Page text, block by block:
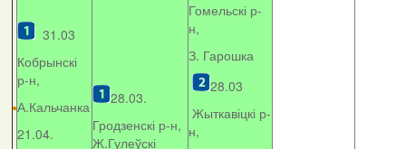
31.03
Кобрынскі
р-н,
А.Кальчанка
21.04.
28.03.
Гродзенскі р-н,
Ж.Гулеўскі
Гомельскі р-
н,
З. Гарошка
28.03
Жыткавіцкі р-
н,